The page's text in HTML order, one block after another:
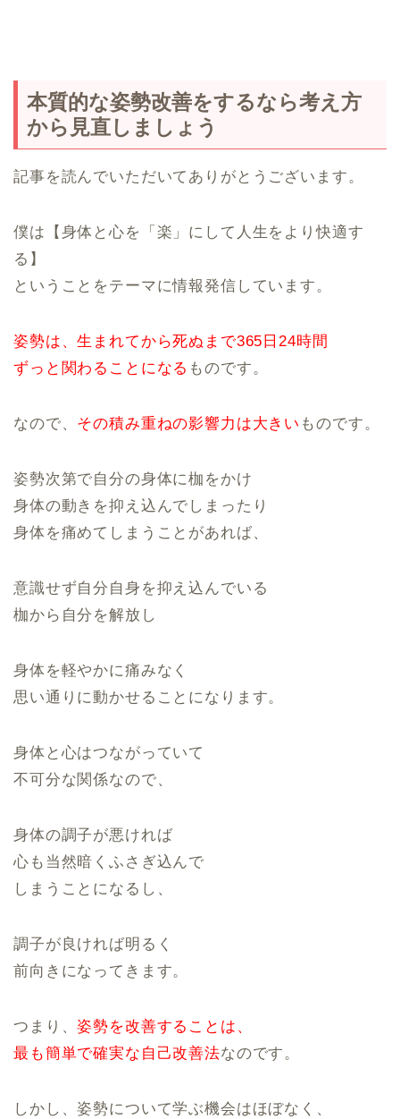
本質的な姿勢改善をするなら考え方
から見直しましょう
記事を読んでいただいてありがとうございます。
僕は【身体と心を「楽」にして人生をより快適す
る】
ということをテーマに情報発信しています。
姿勢は、生まれてから死ぬまで365日24時間
ずっと関わることになる ものです。
なので、 その積み重ねの影響力は大きい ものです。
姿勢次第で自分の身体に枷をかけ
身体の動きを抑え込んでしまったり
身体を痛めてしまうことがあれば、
意識せず自分自身を抑え込んでいる
枷から自分を解放し
身体を軽やかに痛みなく
思い通りに動かせることになります。
身体と心はつながっていて
不可分な関係なので、
身体の調子が悪ければ
心も当然暗くふさぎ込んで
しまうことになるし、
調子が良ければ明るく
前向きになってきます。
つまり、姿勢を改善することは、
最も簡単で確実な自己改善法なのです。
しかし、姿勢について学ぶ機会はほぼなく、